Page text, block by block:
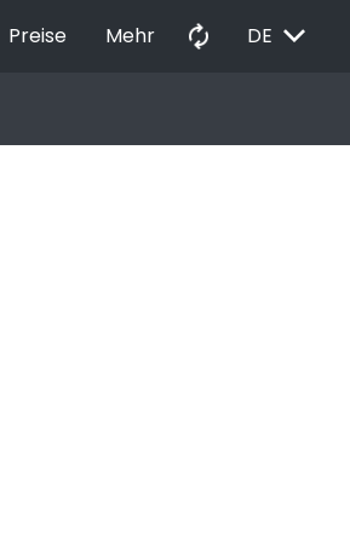
Preise Mehr autorenew DE EXPAND_MORE